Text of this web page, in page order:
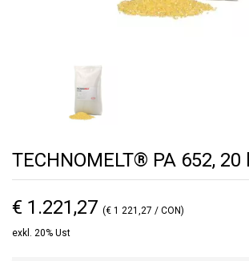
TECHNOMELT® PA 652,
€ 1.221,27 (€ 1 221,27 / CON)
exkl. 20% Ust